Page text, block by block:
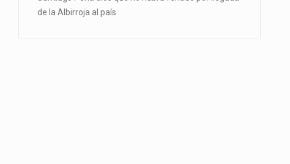
de la Albirroja al país